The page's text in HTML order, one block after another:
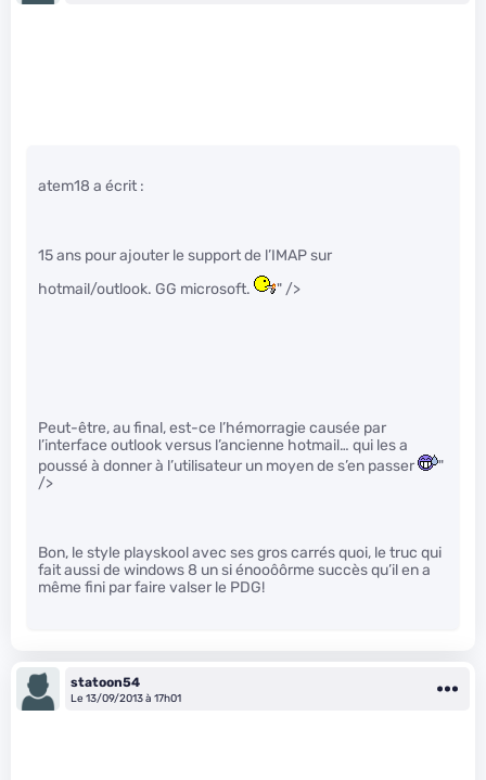
atem18 a écrit :
15 ans pour ajouter le support de l’IMAP sur
hotmail/outlook. GG microsoft.
" />
Peut-être, au final, est-ce l’hémorragie causée par
l’interface outlook versus l’ancienne hotmail… qui les a
poussé à donner à l’utilisateur un moyen de s’en passer
"
/>
Bon, le style playskool avec ses gros carrés quoi, le truc qui
fait aussi de windows 8 un si énooôôrme succès qu’il en a
même fini par faire valser le PDG!
statoon54
Le 13/09/2013 à 17h01